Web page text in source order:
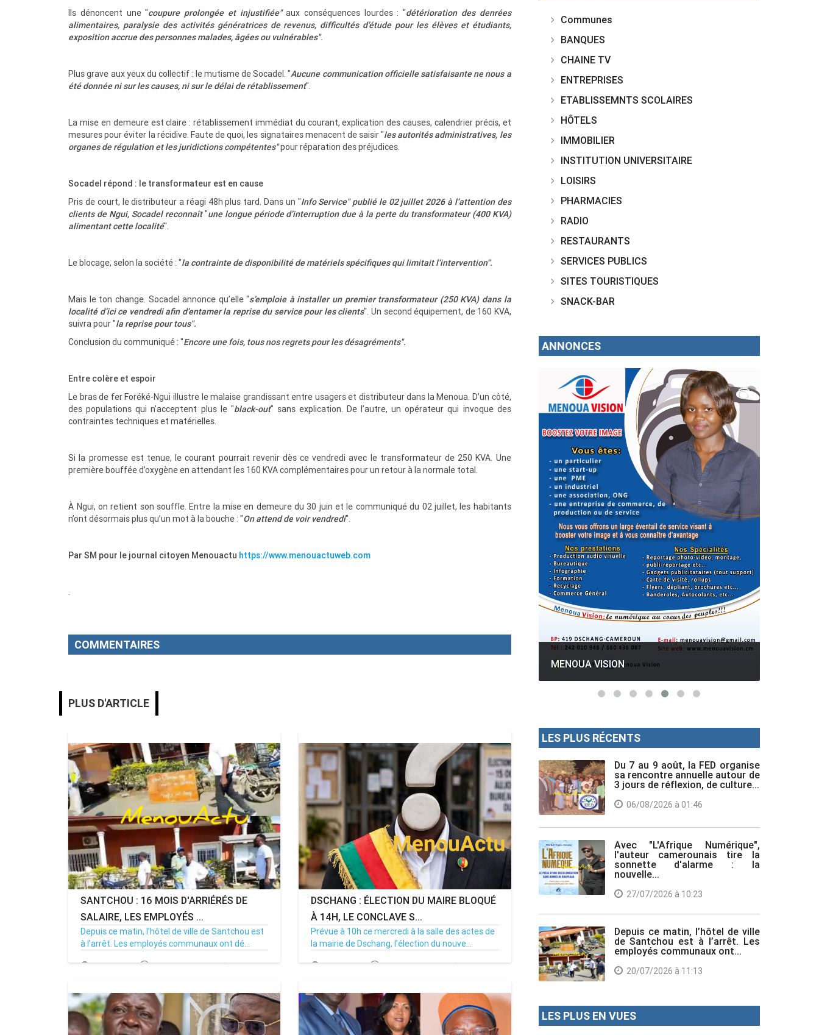
Ils dénoncent une "coupure prolongée et injustifiée"aux conséquences lourdes : "détérioration des denrées
alimentaires, paralysie des activités génératrices de revenus, difficultés d’étude pour les élèves et étudiants,
exposition accrue des personnes malades, âgées ou vulnérables".
Plus grave aux yeux du collectif : le mutisme de Socadel. "Aucune communication officielle satisfaisante ne nous a
été donnée ni sur les causes, ni sur le délai de rétablissement".
La mise en demeure est claire : rétablissement immédiat du courant, explication des causes, calendrier précis, et
mesures pour éviter la récidive. Faute de quoi, les signataires menacent de saisir "les autorités administratives, les
organes de régulation et les juridictions compétentes"pour réparation des préjudices.
Socadel répond : le transformateur est en cause
Pris de court, le distributeur a réagi 48h plus tard. Dans un "Info Service" publié le 02 juillet 2026 à l’attention des
clients de Ngui, Socadel reconnaît"une longue période d’interruption due à la perte du transformateur (400 KVA)
alimentant cette localité".
Le blocage, selon la société : "la contrainte de disponibilité de matériels spécifiques qui limitait l’intervention".
Mais le ton change. Socadel annonce qu’elle "s’emploie à installer un premier transformateur (250 KVA) dans la
localité d’ici ce vendredi afin d’entamer la reprise du service pour les clients". Un second équipement, de 160 KVA,
suivra pour "la reprise pour tous".
Conclusion du communiqué : "Encore une fois, tous nos regrets pour les désagréments".
Entre colère et espoir
Le bras de fer Foréké-Ngui illustre le malaise grandissant entre usagers et distributeur dans la Menoua. D’un côté,
des populations qui n’acceptent plus le "black-out" sans explication. De l’autre, un opérateur qui invoque des
contraintes techniques et matérielles.
Si la promesse est tenue, le courant pourrait revenir dès ce vendredi avec le transformateur de 250 KVA. Une
première bouffée d’oxygène en attendant les 160 KVA complémentaires pour un retour à la normale total.
À Ngui, on retient son souffle. Entre la mise en demeure du 30 juin et le communiqué du 02 juillet, les habitants
n’ont désormais plus qu’un mot à la bouche : "On attend de voir vendredi".
Par SM pour le journal citoyen Menouactu https://www.menouactuweb.com
.
COMMENTAIRES
PLUS D'ARTICLE
SANTCHOU : 16 MOIS D'ARRIÉRÉS DE
SALAIRE, LES EMPLOYÉS ...
Depuis ce matin, l’hôtel de ville de Santchou est
à l’arrêt. Les employés communaux ont dé...
20/07/26 Par MenouActu 0
DSCHANG : ÉLECTION DU MAIRE BLOQUÉ
À 14H, LE CONCLAVE S...
Prévue à 10h ce mercredi à la salle des actes de
la mairie de Dschang, l’élection du nouve...
15/07/26 Par MenouActu 0
Communes
BANQUES
CHAINE TV
ENTREPRISES
ETABLISSEMNTS SCOLAIRES
HÔTELS
IMMOBILIER
INSTITUTION UNIVERSITAIRE
LOISIRS
PHARMACIES
RADIO
RESTAURANTS
SERVICES PUBLICS
SITES TOURISTIQUES
SNACK-BAR
ANNONCES
GESPROS formation : La rentrée
académique ce 10 Octobre 2022.
LES PLUS RÉCENTS
Du 7 au 9 août, la FED organise
sa rencontre annuelle autour de
3 jours de réflexion, de culture...
06/08/2026 à 01:46
Avec "L'Afrique Numérique",
l'auteur camerounais tire la
sonnette d'alarme : la
nouvelle...
27/07/2026 à 10:23
Depuis ce matin, l’hôtel de ville
de Santchou est à l’arrêt. Les
employés communaux ont...
20/07/2026 à 11:13
LES PLUS EN VUES